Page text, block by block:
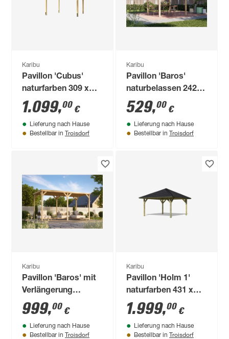
Karibu
Pavillon 'Cubus'
naturfarben 309 x
309 x 239 cm
1.099,00 €
Lieferung nach Hause
Bestellbar in Troisdorf
Karibu
Pavillon 'Baros'
naturbelassen 242 x
243 x 242 cm
529,00 €
Lieferung nach Hause
Bestellbar in Troisdorf
Karibu
Pavillon 'Baros' mit
Verlängerung
naturbelassen 464 x
243 x 242 cm
999,00 €
Lieferung nach Hause
Bestellbar in Troisdorf
Karibu
Pavillon 'Holm 1'
naturfarben 431 x
431 x 315 cm
1.999,00 €
Lieferung nach Hause
Bestellbar in Troisdorf